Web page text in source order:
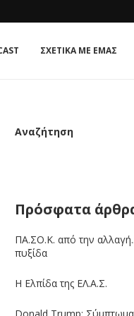
ΣΧΕΤΙΚΑ ΜΕ ΕΜΑΣ
Αναζήτηση
Πρόσφατα
ΠΑ.ΣΟ.Κ. από την
πυξίδα
Η Ελπίδα της ΕΛ.Α.Σ.